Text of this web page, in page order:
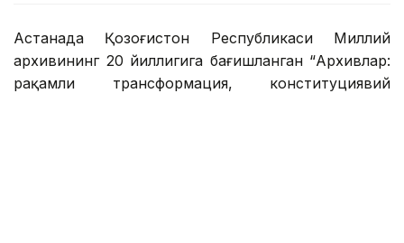
Астанада Қозоғистон Республикаси Миллий
архивининг 20 йиллигига бағишланган “Архивлар:
рақамли трансформация, конституциявий